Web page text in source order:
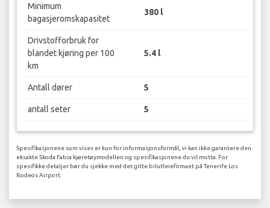
Minimum
bagasjeromskapasitet
380 l
Drivstofforbruk for
blandet kjøring per 100
km
5.4 l
Antall dører 5
antall seter 5
Spesifikasjonene som vises er kun for informasjonsformål, vi kan ikke garantere den
eksakte Skoda Fabia kjøretøymodellen og spesifikasjonene du vil motta. For
spesifikke detaljer bør du sjekke med det gitte bilutleiefirmaet på Tenerife Los
Rodeos Airport.